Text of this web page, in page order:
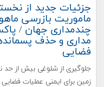
جزئیات جدید از
ماموریت بازرسی
چندمداری جهان /
مداری و حذف
فضایی
جلوگیری از شلوغی بیش از حد
زمین برای ایمنی عملیات فضایی